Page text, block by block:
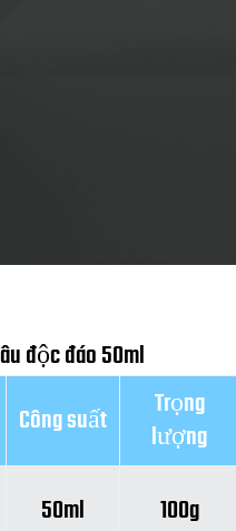
độc đáo 50ml
Công suất
Trọng
lượng
50ml 100g